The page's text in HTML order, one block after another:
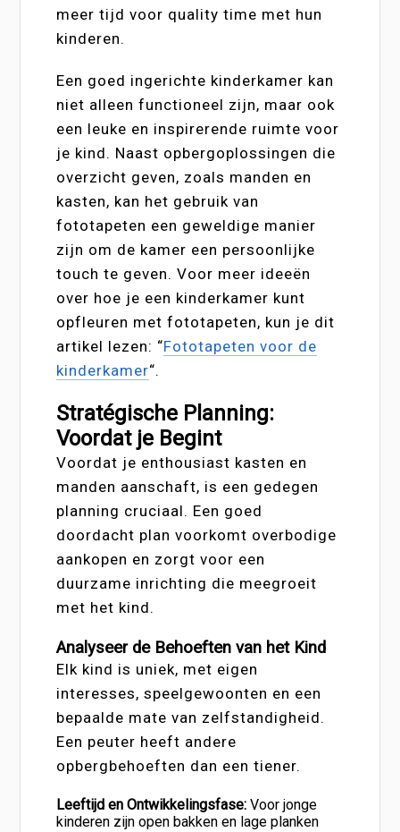
meer tijd voor quality time met hun
kinderen.
Een goed ingerichte kinderkamer kan
niet alleen functioneel zijn, maar ook
een leuke en inspirerende ruimte voor
je kind. Naast opbergoplossingen die
overzicht geven, zoals manden en
kasten, kan het gebruik van
fototapeten een geweldige manier
zijn om de kamer een persoonlijke
touch te geven. Voor meer ideeën
over hoe je een kinderkamer kunt
opfleuren met fototapeten, kun je dit
artikel lezen: “Fototapeten voor de
kinderkamer“.
Stratégische Planning:
Voordat je Begint
Voordat je enthousiast kasten en
manden aanschaft, is een gedegen
planning cruciaal. Een goed
doordacht plan voorkomt overbodige
aankopen en zorgt voor een
duurzame inrichting die meegroeit
met het kind.
Analyseer de Behoeften van het Kind
Elk kind is uniek, met eigen
interesses, speelgewoonten en een
bepaalde mate van zelfstandigheid.
Een peuter heeft andere
opbergbehoeften dan een tiener.
Leeftijd en Ontwikkelingsfase: Voor jonge
kinderen zijn open bakken en lage planken